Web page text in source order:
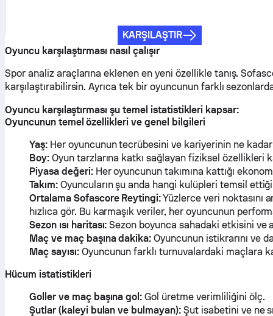
KARŞILAŞTIR
Oyuncu karşılaştırması nasıl çalışır
Spor analiz araçlarına eklenen en yeni özellikle tanış.
karşılaştırabilirsin. Ayrıca tek bir oyuncunun farklı
Oyuncu karşılaştırması şu temel istatistikleri kapsar:
Oyuncunun temel özellikleri ve genel bilgileri
Yaş:Her oyuncunun tecrübesini ve kariyerinin ne
Boy:Oyun tarzlarına katkı sağlayan fiziksel özellikleri
Piyasa değeri:Her oyuncunun takımına kattığı
Takım:Oyuncuların şu anda hangi kulüpleri temsil
Ortalama Sofascore Reytingi:Yüzlerce veri noktasını
hızlıca gör. Bu karmaşık veriler, her oyuncunun
Sezon ısı haritası: Sezon boyunca sahadaki etkisini ve
Maç ve maç başına dakika: Oyuncunun istikrarını ve
Maç sayısı:Oyuncunun farklı turnuvalardaki maçlara
Hücum istatistikleri
Goller ve maç başına gol: Gol üretme verimliliğini ölç.
Şutlar (kaleyi bulan ve bulmayan): Şut isabetini ve ne